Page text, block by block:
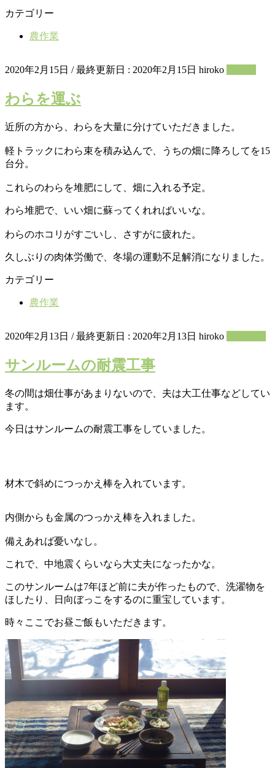
カテゴリー
農作業
2020年2月15日 / 最終更新日 : 2020年2月15日 hiroko
わらを運ぶ
近所の方から、わらを大量に分けていただきました。
軽トラックにわら束を積み込んで、うちの畑に降ろしてを15
台分。
これらのわらを堆肥にして、畑に入れる予定。
わら堆肥で、いい畑に蘇ってくれればいいな。
わらのホコリがすごいし、さすがに疲れた。
久しぶりの肉体労働で、冬場の運動不足解消になりました。
カテゴリー
農作業
2020年2月13日 / 最終更新日 : 2020年2月13日 hiroko
サンルームの耐震工事
冬の間は畑仕事があまりないので、夫は大工仕事などしてい
ます。
今日はサンルームの耐震工事をしていました。
材木で斜めにつっかえ棒を入れています。
内側からも金属のつっかえ棒を入れました。
備えあれば憂いなし。
これで、中地震くらいなら大丈夫になったかな。
このサンルームは7年ほど前に夫が作ったもので、洗濯物を
ほしたり、日向ぼっこをするのに重宝しています。
時々ここでお昼ご飯もいただきます。